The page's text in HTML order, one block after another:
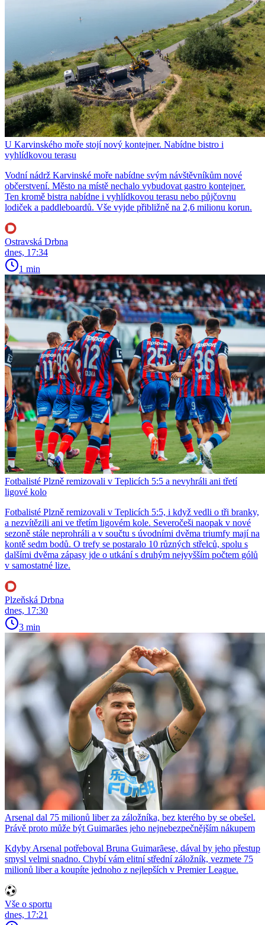
U Karvinského moře stojí nový kontejner. Nabídne bistro i
vyhlídkovou terasu
Vodní nádrž Karvinské moře nabídne svým návštěvníkům nové
občerstvení. Město na místě nechalo vybudovat gastro kontejner.
Ten kromě bistra nabídne i vyhlídkovou terasu nebo půjčovnu
lodiček a paddleboardů. Vše vyjde přibližně na 2,6 milionu korun.
Ostravská Drbna
dnes, 17:34
1 min
Fotbalisté Plzně remizovali v Teplicích 5:5 a nevyhráli ani třetí
ligové kolo
Fotbalisté Plzně remizovali v Teplicích 5:5, i když vedli o tři branky,
a nezvítězili ani ve třetím ligovém kole. Severočeši naopak v nové
sezoně stále neprohráli a v součtu s úvodními dvěma triumfy mají na
kontě sedm bodů. O trefy se postaralo 10 různých střelců, spolu s
dalšími dvěma zápasy jde o utkání s druhým nejvyšším počtem gólů
v samostatné lize.
Plzeňská Drbna
dnes, 17:30
3 min
Arsenal dal 75 milionů liber za záložníka, bez kterého by se obešel.
Právě proto může být Guimarães jeho nejnebezpečnějším nákupem
Kdyby Arsenal potřeboval Bruna Guimarãese, dával by jeho přestup
smysl velmi snadno. Chybí vám elitní střední záložník, vezmete 75
milionů liber a koupíte jednoho z nejlepších v Premier League.
Vše o sportu
dnes, 17:21